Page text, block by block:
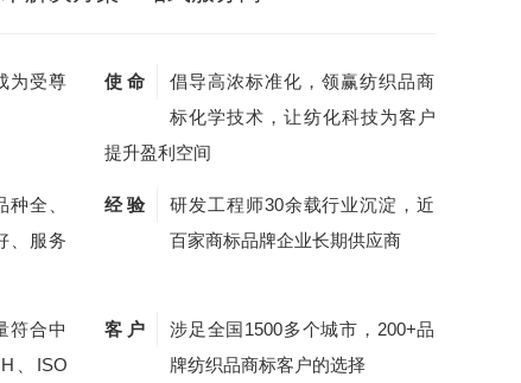
为受尊
使 命
倡导高浓标准化，领赢纺织品商
标化学技术，让纺化科技为客户
提升盈利空间
全、
、服务
经 验
研发工程师30余载行业沉淀，近
百家商标品牌企业长期供应商
符合中
、ISO
客 户
涉足全国1500多个城市，200+品
牌纺织品商标客户的选择